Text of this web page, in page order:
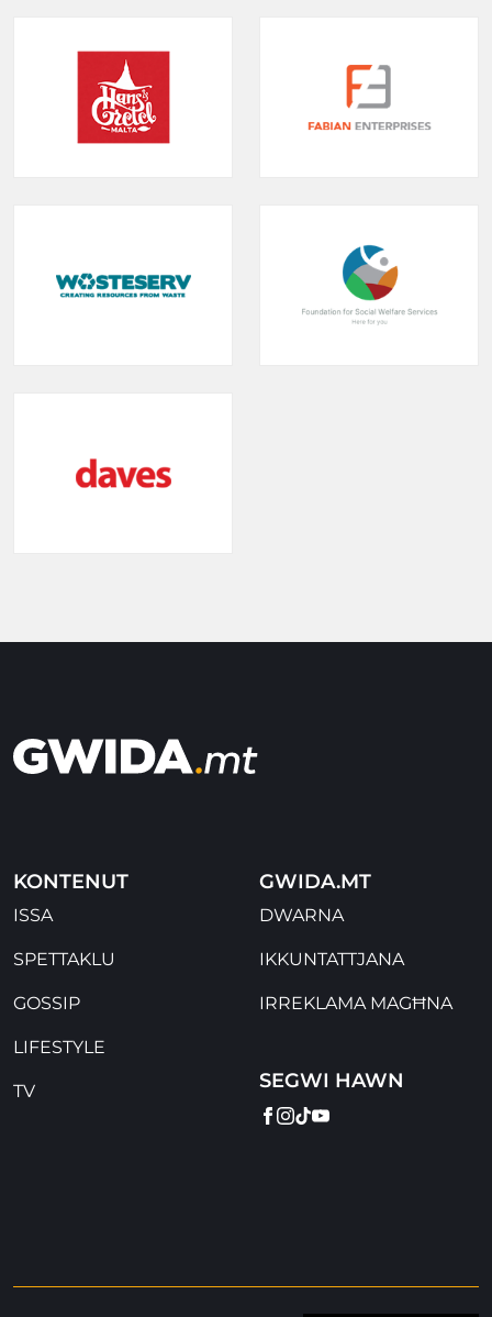
KONTENUT
ISSA
SPETTAKLU
GOSSIP
LIFESTYLE
TV
GWIDA.MT
DWARNA
IKKUNTATTJANA
IRREKLAMA MAGĦNA
SEGWI HAWN
FACEBOOK
INSTAGRAM
TIKTOK
YOUTUBE